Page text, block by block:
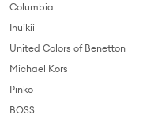
Columbia
Inuikii
United Colors of Benetton
Michael Kors
Pinko
BOSS